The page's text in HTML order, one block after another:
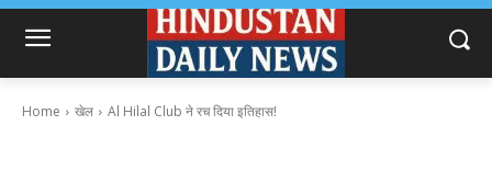
Home खेल Al Hilal Club ने रच दिया इतिहास!